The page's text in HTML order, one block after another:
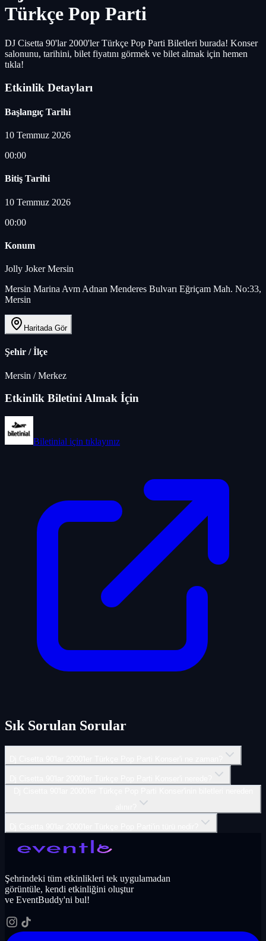
Türkçe Pop Parti
DJ Cisetta 90'lar 2000'ler Türkçe Pop Parti Biletleri burada! Konser
salonunu, tarihini, bilet fiyatını görmek ve bilet almak için hemen
tıkla!
Etkinlik Detayları
Başlangıç Tarihi
10 Temmuz 2026
00:00
Bitiş Tarihi
10 Temmuz 2026
00:00
Konum
Jolly Joker Mersin
Mersin Marina Avm Adnan Menderes Bulvarı Eğriçam Mah. No:33,
Mersin
Haritada Gör
Şehir / İlçe
Mersin /Merkez
Etkinlik Biletini Almak İçin
Biletinial için tıklayınız
Sık Sorulan Sorular
Şehrindeki tüm etkinlikleri tek uygulamadan
görüntüle, kendi etkinliğini oluştur
ve EventBuddy'ni bul!